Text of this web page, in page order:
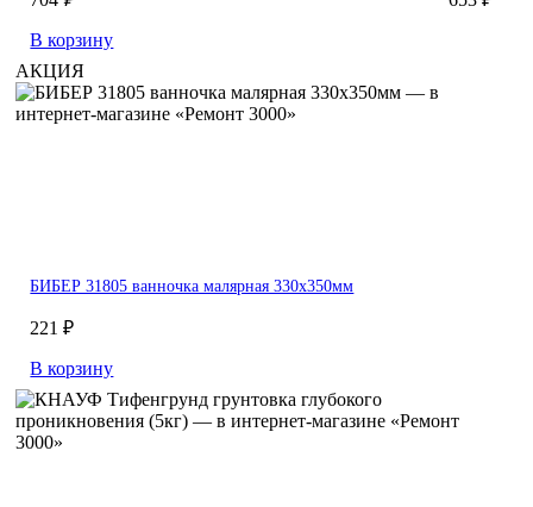
В корзину
АКЦИЯ
БИБЕР 31805 ванночка малярная 330х350мм
221 ₽
В корзину